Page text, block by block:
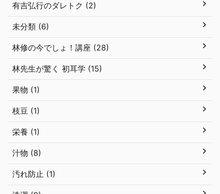
有吉弘行のダレトク (2)
未分類 (6)
林修の今でしょ！講座 (28)
林先生が驚く 初耳学 (15)
果物 (1)
枝豆 (1)
栄養 (1)
汁物 (8)
汚れ防止 (1)